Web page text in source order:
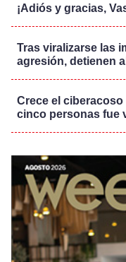
¡Adiós y gracias,
Tras viralizarse las
agresión, detienen
Crece el
cinco personas fue